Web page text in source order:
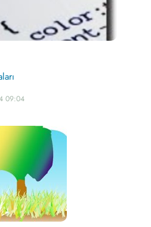
09:04